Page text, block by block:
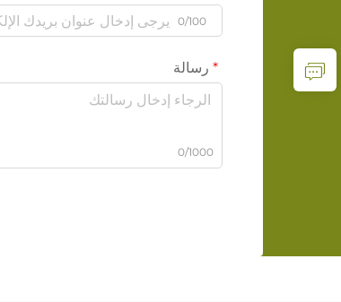
0/100
رسالة
0/1000